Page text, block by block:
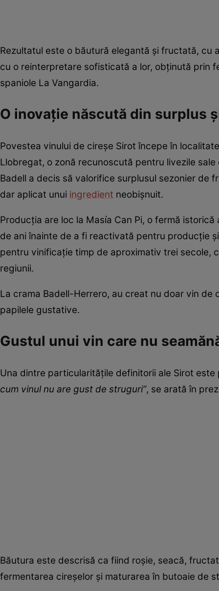
Rezultatul este o băutură elegantă și fructată, cu
cu o reinterpretare sofisticată a lor, obținută prin
spaniole La Vangardia.
O inovație născută din surplus
Povestea vinului de cireșe Sirot începe în
Llobregat, o zonă recunoscută pentru livezile
Badell a decis să valorifice surplusul sezonier
dar aplicat unui ingredient neobișnuit.
Producția are loc la Masía Can Pi, o fermă
de ani înainte de a fi reactivată pentru producție
pentru vinificație timp de aproximativ trei secole,
regiunii.
La crama Badell-Herrero, au creat nu doar vin
papilele gustative.
Gustul unui vin care nu
Una dintre particularitățile definitorii ale Sirot
cum vinul nu are gust de struguri”, se arată în
Băutura este descrisă ca fiind roșie, seacă,
fermentarea cireșelor și maturarea în butoaie de